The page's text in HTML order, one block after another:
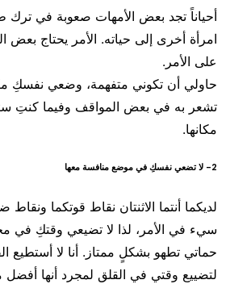
أحياناً تجد بعض الأمهات صعوبة في ترك
امرأة أخرى إلى حياته. الأمر يحتاج بعض
على الأمر.
حاولي أن تكوني متفهمة، وضعي نفسكِ
تشعر به في بعض المواقف وفيما كنتِ
مكانها.
2- لا تضعي نفسكِ في موضع منافسة معها
لديكما أنتما الاثنتان نقاط قوتكما
سيء في الأمر، لذا لا تضيعي وقتكِ في
حماتي تطهو بشكلٍ ممتاز. أنا لا أستطيع
لتضييع وقتي في القلق لمجرد أنها